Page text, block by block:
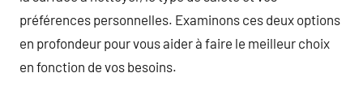
préférences personnelles. Examinons ces deux options
en profondeur pour vous aider à faire le meilleur choix
en fonction de vos besoins.